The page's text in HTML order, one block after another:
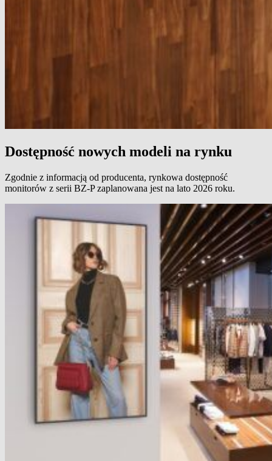
Dostępność nowych modeli na rynku
Zgodnie z informacją od producenta, rynkowa dostępność
monitorów z serii BZ-P zaplanowana jest na lato 2026 roku.